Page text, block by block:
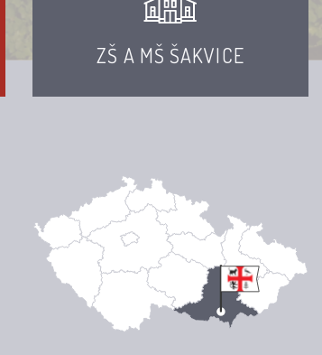
ZŠ A MŠ ŠAKVICE